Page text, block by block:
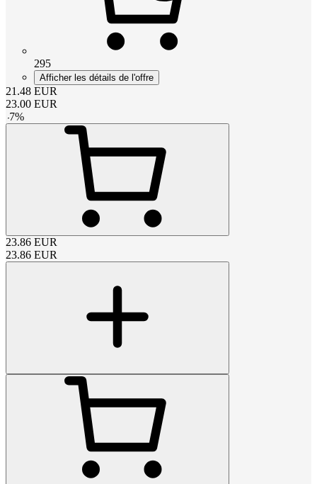
295
Afficher les détails de l'offre
21.48 EUR
23.00 EUR
-7%
23.86 EUR
23.86 EUR